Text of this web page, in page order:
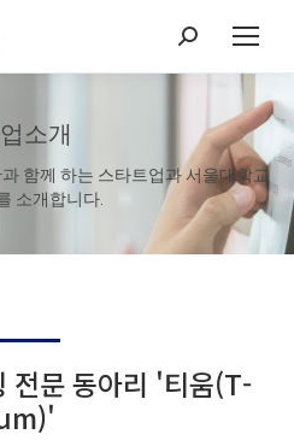
Search:
소개
함께 하는 스타트업과 서울대학교
소개합니다.
전문 동아리 '티움(T-